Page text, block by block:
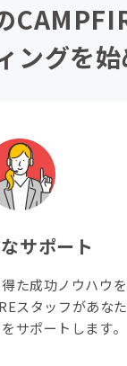
ングを
サポート
た成功ノウハウを
スタッフがあなた
サポートします。